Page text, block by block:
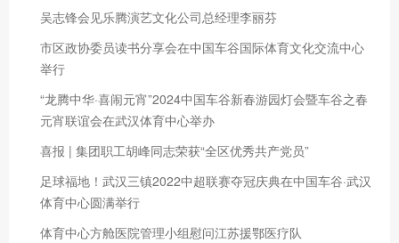
吴志锋会见乐腾演艺文化公司总经理李丽芬
市区政协委员读书分享会在中国车谷国际体育文化交流中心
举行
“龙腾中华·喜闹元宵”2024中国车谷新春游园灯会暨车谷之春
元宵联谊会在武汉体育中心举办
喜报 | 集团职工胡峰同志荣获“全区优秀共产党员”
足球福地！武汉三镇2022中超联赛夺冠庆典在中国车谷·武汉
体育中心圆满举行
体育中心方舱医院管理小组慰问江苏援鄂医疗队